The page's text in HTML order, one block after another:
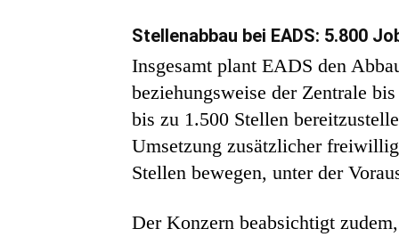
Stellenabbau bei EADS: 5.800
Insgesamt plant EADS den
beziehungsweise der Zentrale
bis zu 1.500 Stellen
Umsetzung zusätzlicher
Stellen bewegen, unter der
Der Konzern beabsichtigt